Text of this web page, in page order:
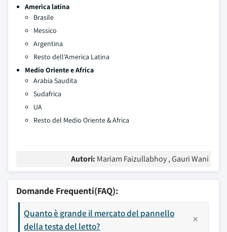
America latina
Brasile
Messico
Argentina
Resto dell'America Latina
Medio Oriente e Africa
Arabia Saudita
Sudafrica
UA
Resto del Medio Oriente & Africa
Autori: Mariam Faizullabhoy , Gauri Wani
Domande Frequenti(FAQ):
Quanto è grande il mercato del pannello
della testa del letto?